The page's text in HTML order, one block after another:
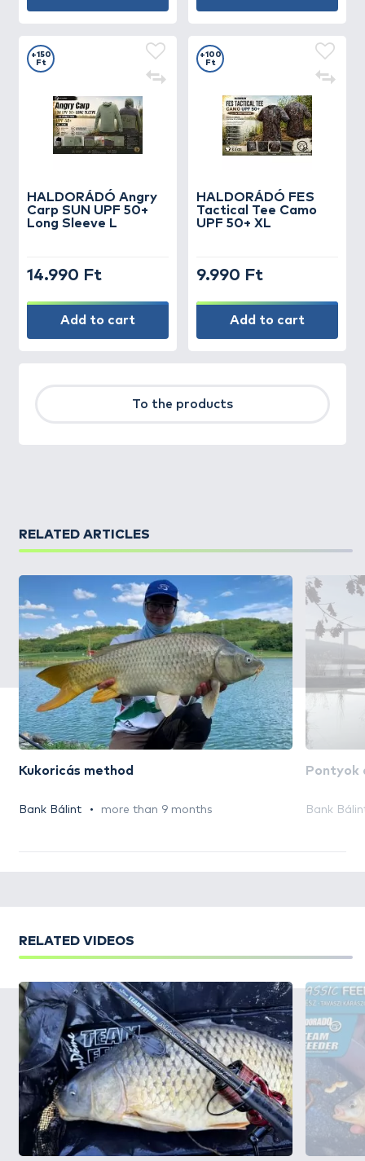
HALDORÁDÓ Angry
Carp SUN UPF 50+
Long Sleeve L
+150
Ft
14.990 Ft
Add to cart
HALDORÁDÓ FES
Tactical Tee Camo
UPF 50+ XL
+100
Ft
9.990 Ft
Add to cart
To the products
RELATED ARTICLES
Kukoricás method
Bank Bálint more than 9 months
Pontyok
Bank
RELATED VIDEOS